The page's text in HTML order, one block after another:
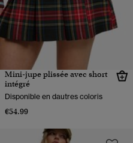
Mini-jupe plissée avec short
intégré
Disponible en dautres coloris
€54.99